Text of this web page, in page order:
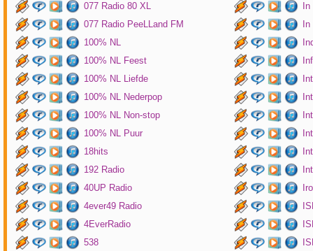
077 Radio 80 XL
077 Radio PeeLLand FM
100% NL
100% NL Feest
100% NL Liefde
100% NL Nederpop
100% NL Non-stop
100% NL Puur
18hits
192 Radio
40UP Radio
4ever49 Radio
4EverRadio
538